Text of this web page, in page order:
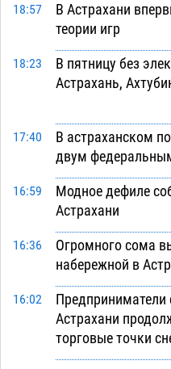
18:57
В Астрахани
теории игр
18:23
В пятницу без
Астрахань,
17:40
В астраханском
двум
16:59
Модное дефиле
Астрахани
16:36
Огромного сома
набережной в
16:02
Астрахани
торговые точки